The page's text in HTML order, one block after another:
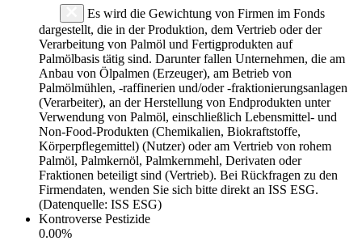
Es wird die Gewichtung von Firmen im Fonds
dargestellt, die in der Produktion, dem Vertrieb oder der
Verarbeitung von Palmöl und Fertigprodukten auf
Palmölbasis tätig sind. Darunter fallen Unternehmen, die am
Anbau von Ölpalmen (Erzeuger), am Betrieb von
Palmölmühlen, -raffinerien und/oder -fraktionierungsanlagen
(Verarbeiter), an der Herstellung von Endprodukten unter
Verwendung von Palmöl, einschließlich Lebensmittel- und
Non-Food-Produkten (Chemikalien, Biokraftstoffe,
Körperpflegemittel) (Nutzer) oder am Vertrieb von rohem
Palmöl, Palmkernöl, Palmkernmehl, Derivaten oder
Fraktionen beteiligt sind (Vertrieb). Bei Rückfragen zu den
Firmendaten, wenden Sie sich bitte direkt an ISS ESG.
(Datenquelle: ISS ESG)
Kontroverse Pestizide
0.00%